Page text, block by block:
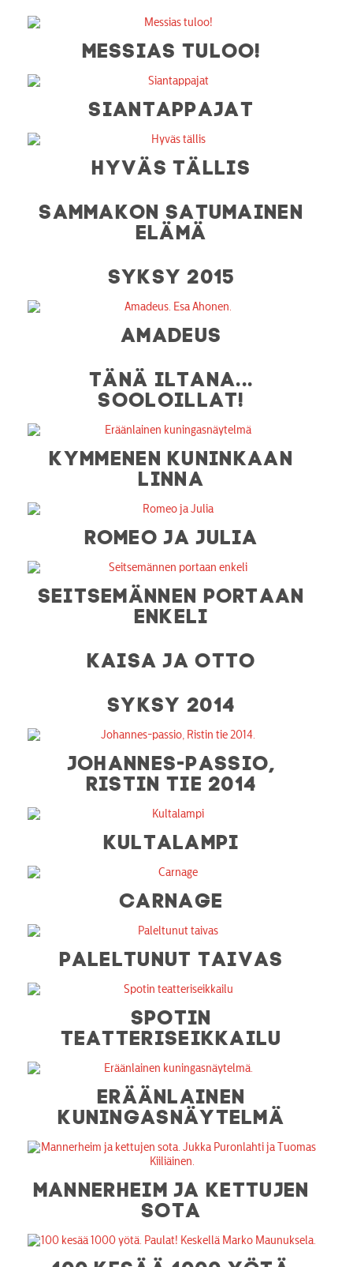
MESSIAS TULOO!
SIANTAPPAJAT
HYVÄS TÄLLIS
SAMMAKON SATUMAINEN
ELÄMÄ
SYKSY 2015
AMADEUS
TÄNÄ ILTANA...
SOOLOILLAT!
KYMMENEN KUNINKAAN
LINNA
ROMEO JA JULIA
SEITSEMÄNNEN PORTAAN
ENKELI
KAISA JA OTTO
SYKSY 2014
JOHANNES-PASSIO,
RISTIN TIE 2014
KULTALAMPI
CARNAGE
PALELTUNUT TAIVAS
SPOTIN
TEATTERISEIKKAILU
ERÄÄNLAINEN
KUNINGASNÄYTELMÄ
MANNERHEIM JA KETTUJEN
SOTA